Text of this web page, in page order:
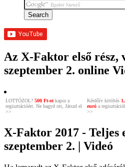
Az X-Faktor első rész,
szeptember 2. online
LOTTÓZOL? 500 Ft-otkapsz a
regisztrációért. Ne hagyd ott, Játszd el
>>
Kérdőív kitöltés
euró a
>>
X-Faktor 2017 - Teljes
szeptember 2. | Videó